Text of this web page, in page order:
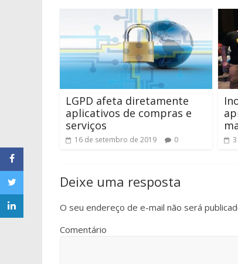
LGPD afeta diretamente
aplicativos de compras e
serviços
16 de setembro de 2019 0
Deixe uma resposta
O seu endereço de e-mail não será
Comentário